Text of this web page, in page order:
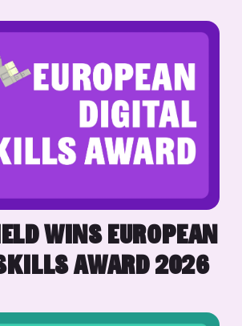
WINS EUROPEAN
AWARD 2026